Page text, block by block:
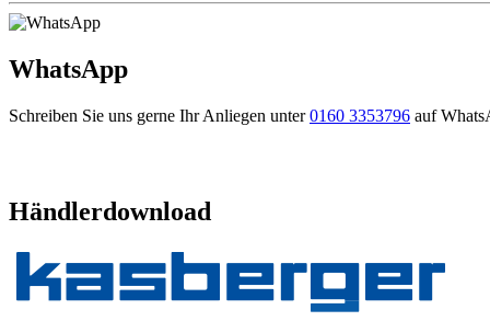
WhatsApp
Schreiben Sie uns gerne Ihr Anliegen unter0160 3353796 auf
Händlerdownload